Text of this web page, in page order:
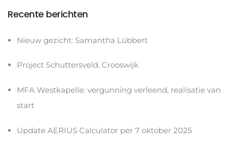
Recente berichten
Nieuw gezicht: Samantha Lübbert
Project Schuttersveld, Crooswijk
MFA Westkapelle: vergunning verleend, realisatie van
start
Update AERIUS Calculator per 7 oktober 2025